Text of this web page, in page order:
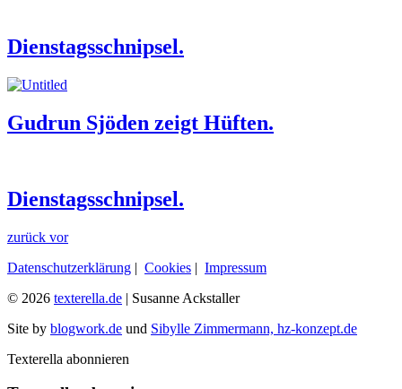
Dienstagsschnipsel.
Gudrun Sjöden zeigt Hüften.
Dienstagsschnipsel.
zurück vor
Datenschutzerklärung | Cookies | Impressum
© 2026 texterella.de | Susanne Ackstaller
Site by blogwork.de und Sibylle Zimmermann, hz-konzept.de
Texterella abonnieren